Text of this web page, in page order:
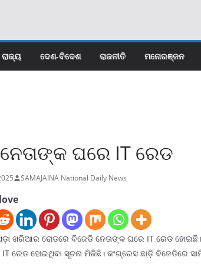
ରାଜ୍ୟ ଦେଶ-ବିଦେଶ ରାଜନୀତି ମନୋରଞ୍ଜନ
ଘରେ IT ରେଡ
SAMAJAINA National Daily News
ଖରିଆର ରୋଡରେ ବିଜେଡି ନେତାଙ୍କ ଘରେ IT ରେଡ
ରେଡ ହୋଇଥିବା ସୂଚନା ମିଳିଛି। କଂଗ୍ରେସ ଛାଡ଼ି ବିଜେଡିରେ